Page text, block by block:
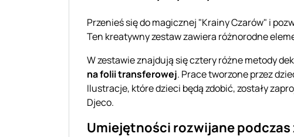
Przenieś się do magicznej "Krainy Czarów" i
Ten kreatywny zestaw zawiera różnorodne
W zestawie znajdują się cztery różne metody
na folii transferowej. Prace tworzone przez
Ilustracje, które dzieci będą zdobić, zostały
Djeco.
Umiejętności rozwijane podczas